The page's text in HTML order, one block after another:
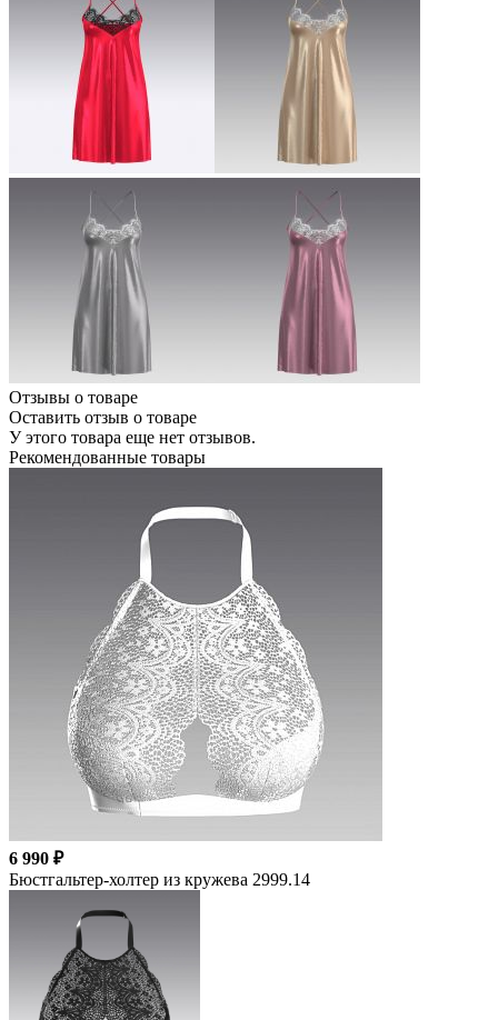
Отзывы о товаре
Оставить отзыв о товаре
У этого товара еще нет отзывов.
Рекомендованные товары
6 990 ₽
Бюстгальтер-холтер из кружева 2999.14